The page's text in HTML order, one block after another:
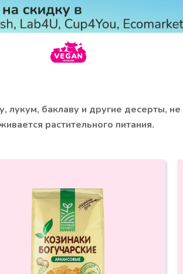
лукум, баклаву и другие десерты,
растительного питания.